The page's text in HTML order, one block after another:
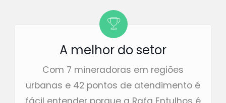
A melhor do setor
Com 7 mineradoras em regiões
urbanas e 42 pontos de atendimento é